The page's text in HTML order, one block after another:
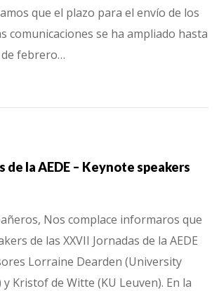
que el plazo para el envío de los
comunicaciones se ha ampliado hasta
febrero…
de la AEDE – Keynote speakers
Nos complace informaros que
de las XXVII Jornadas de la AEDE
Lorraine Dearden (University
Kristof de Witte (KU Leuven). En la